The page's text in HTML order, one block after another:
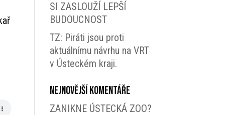
SI ZASLOUŽÍ LEPŠÍ
BUDOUCNOST
TZ: Piráti jsou proti
aktuálnímu návrhu na VRT
v Ústeckém kraji.
Nejnovější komentáře
ZANIKNE ÚSTECKÁ ZOO?